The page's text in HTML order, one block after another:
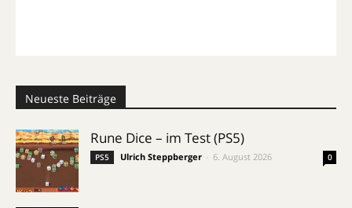
Neueste Beiträge
Rune Dice – im Test (PS5)
PS5 Ulrich Steppberger 6. August 2026 0